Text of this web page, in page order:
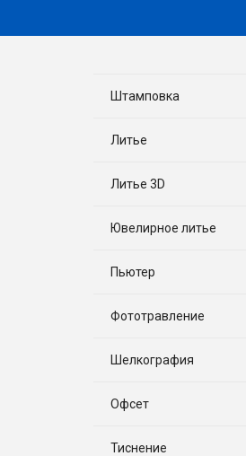
Штамповка
Литье
Литье 3D
Ювелирное литье
Пьютер
Фототравление
Шелкография
Офсет
Тиснение